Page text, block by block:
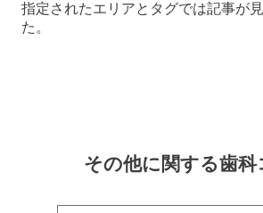
指定されたエリアとタグでは記事が
た。
その他に関する歯科